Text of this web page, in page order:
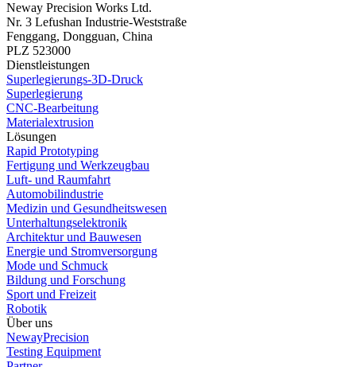
Neway Precision Works Ltd.
Nr. 3 Lefushan Industrie-Weststraße
Fenggang, Dongguan, China
PLZ 523000
Dienstleistungen
Superlegierungs-3D-Druck
Superlegierung
CNC-Bearbeitung
Materialextrusion
Lösungen
Rapid Prototyping
Fertigung und Werkzeugbau
Luft- und Raumfahrt
Automobilindustrie
Medizin und Gesundheitswesen
Unterhaltungselektronik
Architektur und Bauwesen
Energie und Stromversorgung
Mode und Schmuck
Bildung und Forschung
Sport und Freizeit
Robotik
Über uns
NewayPrecision
Testing Equipment